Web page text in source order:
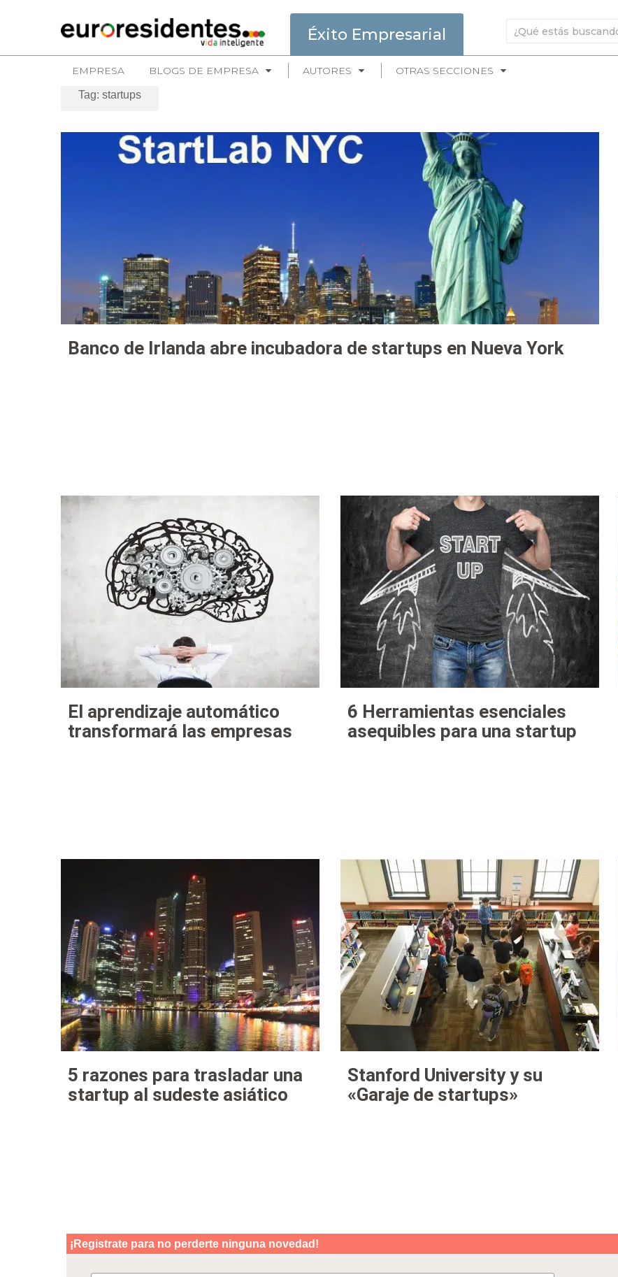
Éxito Empresarial
EMPRESA BLOGS DE EMPRESA AUTORES OTRAS SECCIONES
Tag: startups
Banco de Irlanda abre incubadora de startups en Nueva York
El aprendizaje automático
transformará las empresas
6 Herramientas esenciales
asequibles para una startup
5 razones para trasladar una
startup al sudeste asiático
Stanford University y su
«Garaje de startups»